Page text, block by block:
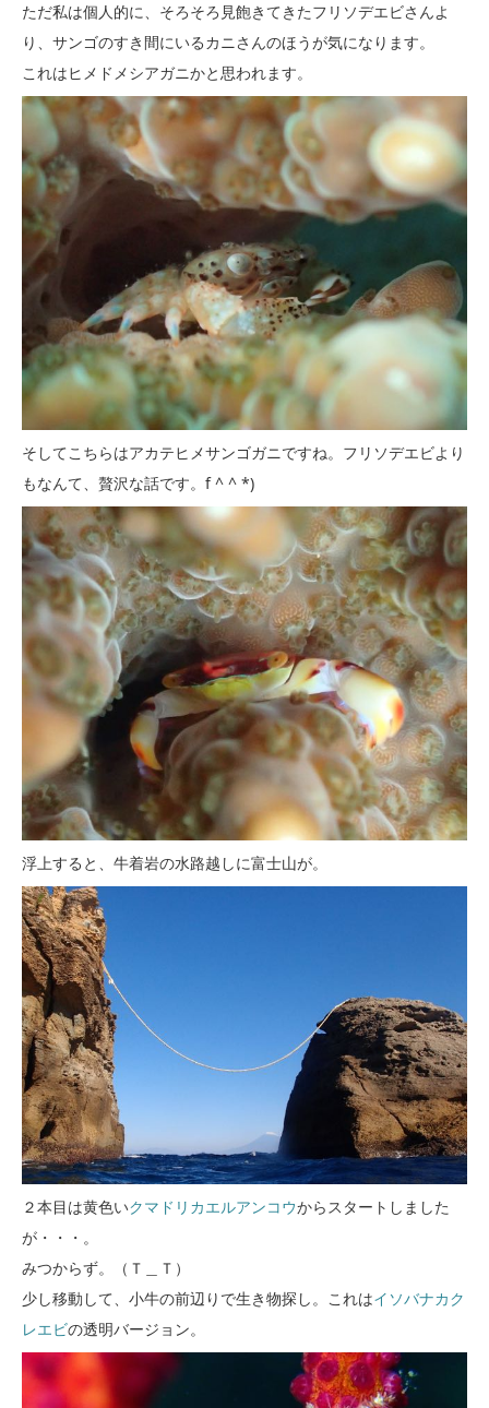
ただ私は個人的に、そろそろ見飽きてきたフリソデエビさんよ
り、サンゴのすき間にいるカニさんのほうが気になります。
これはヒメドメシアガニかと思われます。
そしてこちらはアカテヒメサンゴガニですね。フリソデエビより
もなんて、贅沢な話です。f ^ ^ *)
浮上すると、牛着岩の水路越しに富士山が。
２本目は黄色いクマドリカエルアンコウからスタートしました
が・・・。
みつからず。（Ｔ＿Ｔ）
少し移動して、小牛の前辺りで生き物探し。これはイソバナカク
レエビの透明バージョン。